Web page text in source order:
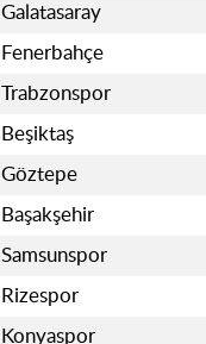
Galatasaray
Fenerbahçe
Trabzonspor
Beşiktaş
Göztepe
Başakşehir
Samsunspor
Rizespor
Konyaspor